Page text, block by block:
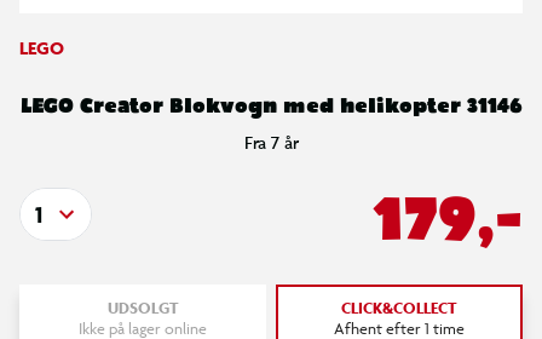
LEGO
LEGO Creator Blokvogn med helikopter 31146
Fra 7 år
179,-
1
UDSOLGT
Ikke på lager online
CLICK&COLLECT
Afhent efter 1 time